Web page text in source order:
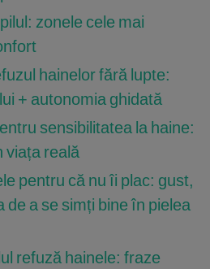
zonele cele mai
hainelor fără lupte:
+ autonomia ghidată
sensibilitatea la haine:
viața reală
pentru că nu îi plac: gust,
de a se simți bine în pielea
refuză hainele: fraze